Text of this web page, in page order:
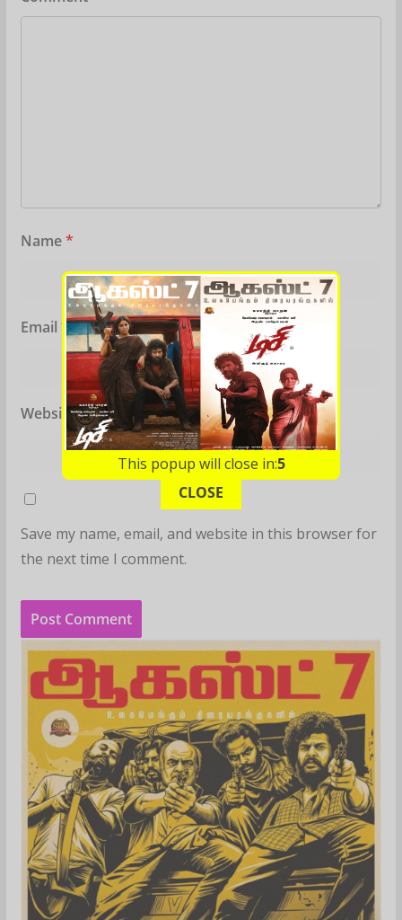
Name*
Email *
Website
Save my name, email, and website in this browser for
the next time I comment.
This popup will close in:4
CLOSE